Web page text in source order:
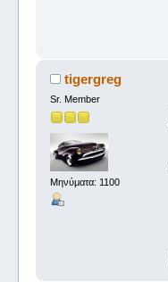
tigergreg
Sr. Member
Μηνύματα: 1100